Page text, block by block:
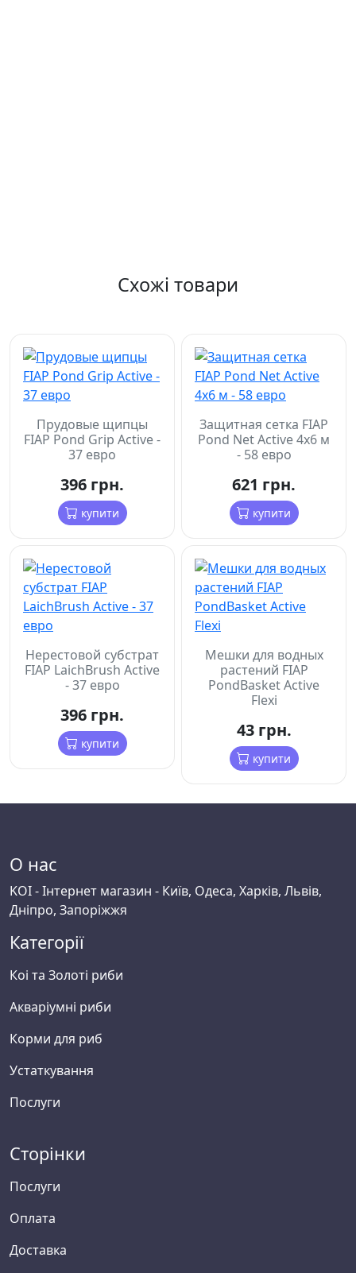
Схожі товари
Прудовые щипцы
FIAP Pond Grip Active -
37 евро
396 грн.
купити
Защитная сетка FIAP
Pond Net Active 4x6 м
- 58 евро
621 грн.
купити
Нерестовой субстрат
FIAP LaichBrush Active
- 37 евро
396 грн.
купити
Мешки для водных
растений FIAP
PondBasket Active
Flexi
43 грн.
купити
О нас
KOI - Інтернет магазин - Київ, Одеса, Харків, Львів,
Дніпро, Запоріжжя
Категорії
Коі та Золоті риби
Акваріумні риби
Корми для риб
Устаткування
Послуги
Сторінки
Послуги
Оплата
Доставка